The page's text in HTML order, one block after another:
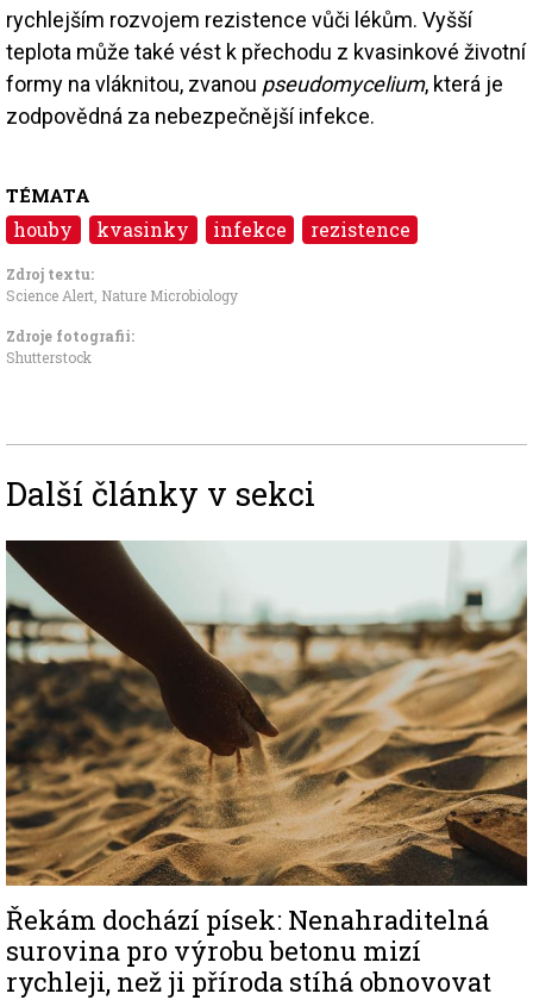
rychlejším rozvojem rezistence vůči lékům. Vyšší
teplota může také vést k přechodu z kvasinkové životní
formy na vláknitou, zvanou pseudomycelium, která je
zodpovědná za nebezpečnější infekce.
TÉMATA
houby kvasinky infekce rezistence
Zdroj textu:
Science Alert Nature Microbiology
Zdroje fotografii:
Shutterstock
Další články v sekci
Image
Řekám dochází písek: Nenahraditelná
surovina pro výrobu betonu mizí
rychleji, než ji příroda stíhá obnovovat